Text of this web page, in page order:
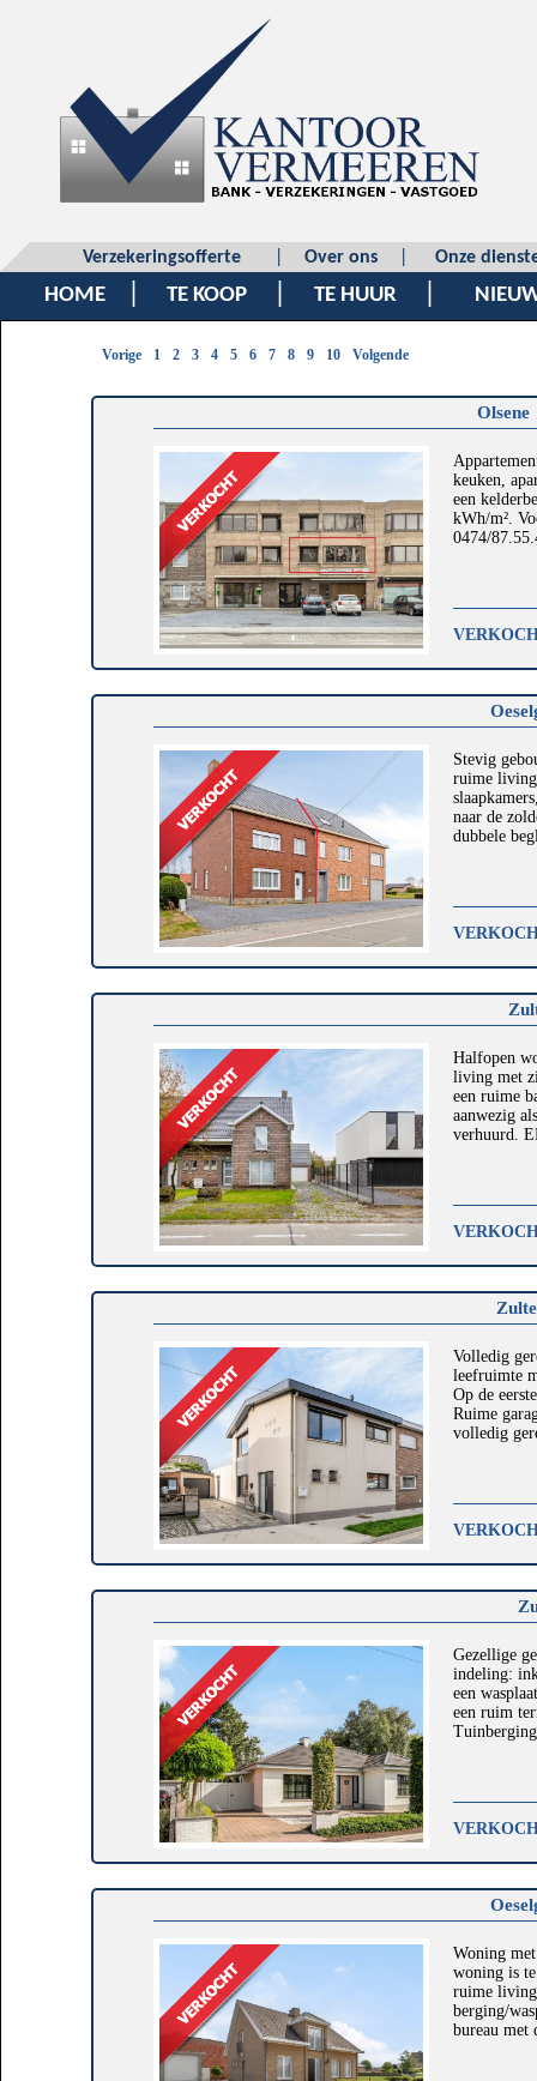
Verzekeringsofferte Over ons Onze
HOME TE KOOP TE HUUR
Vorige 1 2 3 4 5 6 7 8 9 10 Volgende
keuken,
een
kWh/m².
0474/
Stevig
ruime living
naar de
dubbele
Halfopen
living met
een ruime
aanwezig
verhuurd.
Volledig
leefruimte
Op de
Ruime
volledig
Gezellige
indeling:
een
een ruim
Woning
woning is
ruime living
berging/
bureau met